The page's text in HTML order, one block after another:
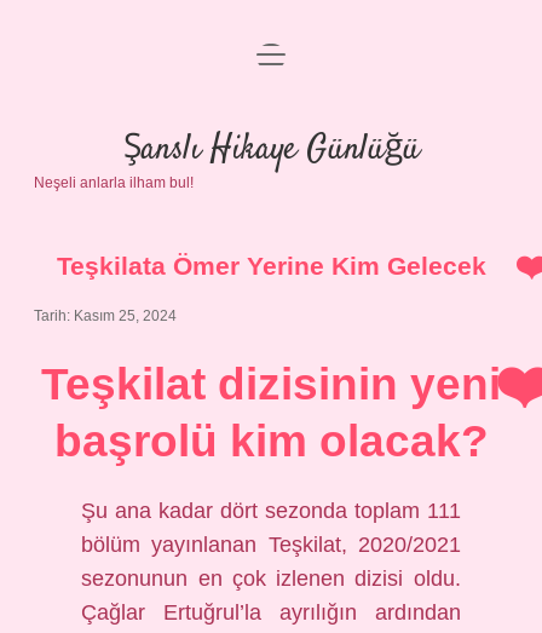
Anasayfa
Gizlilik Politikası
menüyü
Şanslı Hikaye Günlüğü
Neşeli anlarla ilham bul!
Teşkilata Ömer Yerine Kim Gelecek
Tarih: Kasım 25, 2024
Teşkilat dizisinin yeni
başrolü kim olacak?
Şu ana kadar dört sezonda toplam 111
bölüm yayınlanan Teşkilat, 2020/2021
sezonunun en çok izlenen dizisi oldu.
Çağlar Ertuğrul’la ayrılığın ardından